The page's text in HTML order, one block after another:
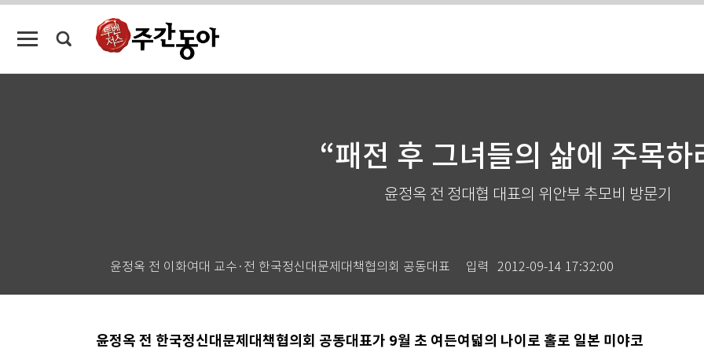
“패전 후 그녀들의 삶에 주목하
윤정옥 전 정대협 대표의 위안부 추모비 방문기
윤정옥 전 이화여대 교수·전 한국정신대문제대책협의회 공동대표 입력 2012-09-14 17:32:00
윤정옥 전 한국정신대문제대책협의회 공동대표가 9월 초 여든여덟의 나이로 홀로 일본 미야코